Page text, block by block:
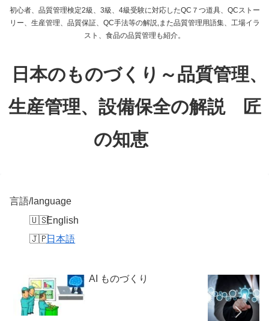
初心者、品質管理検定2級、3級、4級受験に対応したQC７つ道具、QCストー
リー、生産管理、品質保証、QC手法等の解説,また品質管理用語集、工場イラ
スト、食品の品質管理も紹介。
日本のものづくり～品質管理、
生産管理、設備保全の解説 匠
の知恵
言語/language
English
日本語
AI ものづくり